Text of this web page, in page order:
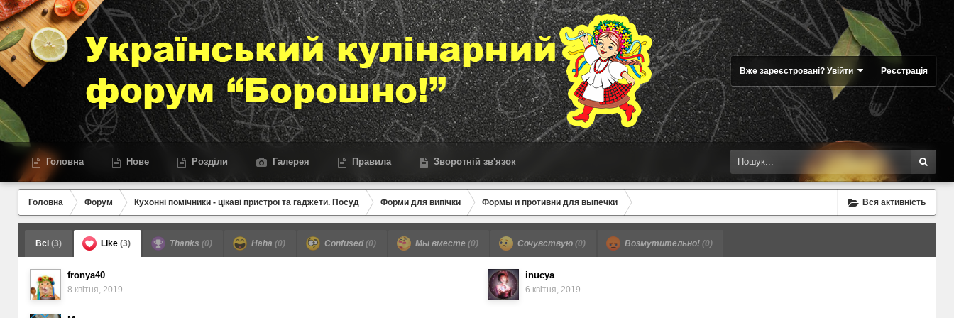
Вже зареєстровані? Увійти Реєстрація
Головна Нове Розділи Галерея Правила Зворотній зв'язок
Вся активність
Головна Форум Кухонні помічники - цікаві пристрої та гаджети. Посуд Форми для випічки Формы и противни для выпечки
Всі (3) Like (3) Thanks (0) Haha (0) Confused(0) Мы вместе (0) Сочувствую (0) Возмутительно! (0)
fronya40
8 квітня, 2019
inucya
6 квітня, 2019